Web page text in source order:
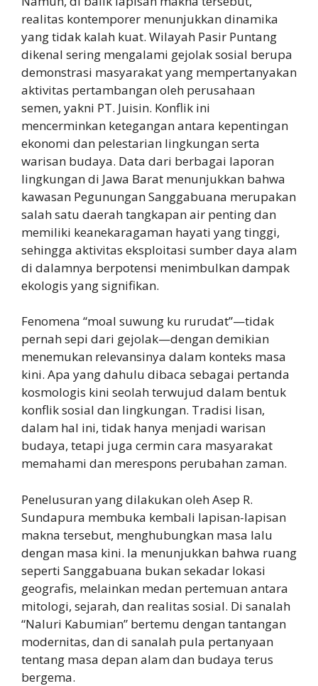
realitas kontemporer menunjukkan dinamika
yang tidak kalah kuat. Wilayah Pasir Puntang
dikenal sering mengalami gejolak sosial berupa
demonstrasi masyarakat yang mempertanyakan
aktivitas pertambangan oleh perusahaan
semen, yakni PT. Juisin. Konflik ini
mencerminkan ketegangan antara kepentingan
ekonomi dan pelestarian lingkungan serta
warisan budaya. Data dari berbagai laporan
lingkungan di Jawa Barat menunjukkan bahwa
kawasan Pegunungan Sanggabuana merupakan
salah satu daerah tangkapan air penting dan
memiliki keanekaragaman hayati yang tinggi,
sehingga aktivitas eksploitasi sumber daya alam
di dalamnya berpotensi menimbulkan dampak
ekologis yang signifikan.
Fenomena “moal suwung ku rurudat”—tidak
pernah sepi dari gejolak—dengan demikian
menemukan relevansinya dalam konteks masa
kini. Apa yang dahulu dibaca sebagai pertanda
kosmologis kini seolah terwujud dalam bentuk
konflik sosial dan lingkungan. Tradisi lisan,
dalam hal ini, tidak hanya menjadi warisan
budaya, tetapi juga cermin cara masyarakat
memahami dan merespons perubahan zaman.
Penelusuran yang dilakukan oleh Asep R.
Sundapura membuka kembali lapisan-lapisan
makna tersebut, menghubungkan masa lalu
dengan masa kini. Ia menunjukkan bahwa ruang
seperti Sanggabuana bukan sekadar lokasi
geografis, melainkan medan pertemuan antara
mitologi, sejarah, dan realitas sosial. Di sanalah
“Naluri Kabumian” bertemu dengan tantangan
modernitas, dan di sanalah pula pertanyaan
tentang masa depan alam dan budaya terus
bergema.